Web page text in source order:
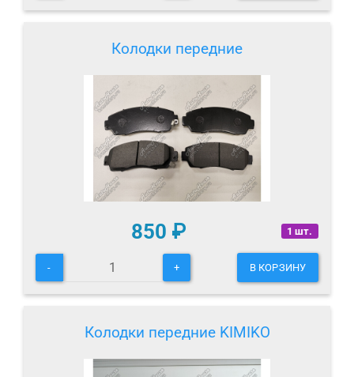
Колодки передние
1 шт.
850 ₽
- + В КОРЗИНУ
Колодки передние KIMIKO